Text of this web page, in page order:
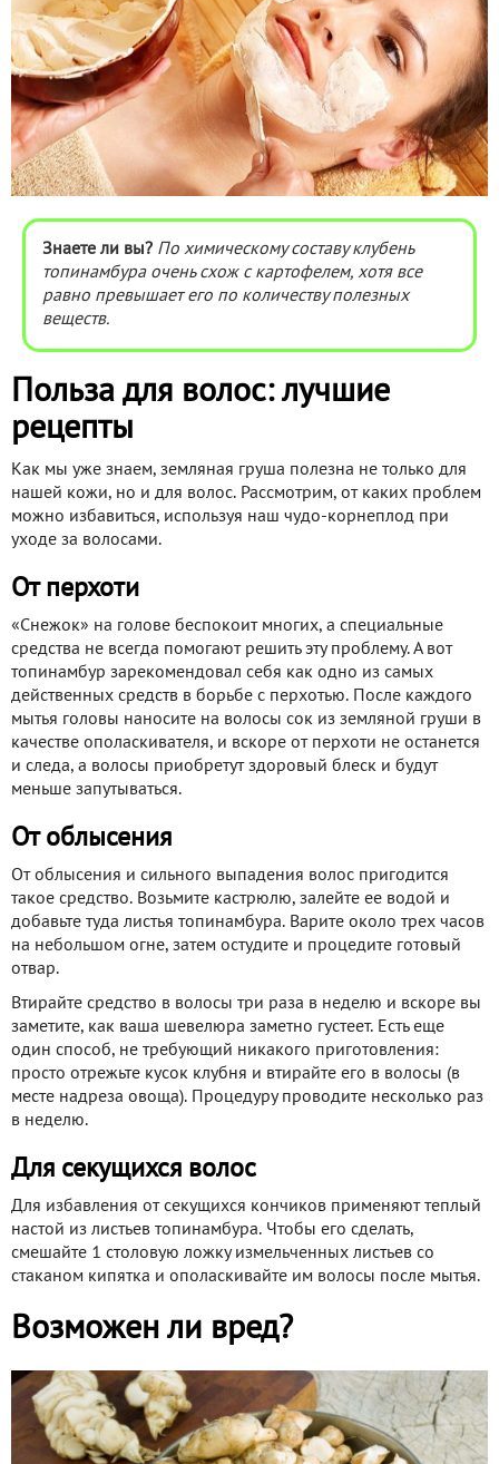
Знаете ли вы? По химическому составу клубень
топинамбура очень схож с картофелем, хотя все
равно превышает его по количеству полезных
веществ.
Польза для волос: лучшие
рецепты
Как мы уже знаем, земляная груша полезна не только для
нашей кожи, но и для волос. Рассмотрим, от каких проблем
можно избавиться, используя наш чудо-корнеплод при
уходе за волосами.
От перхоти
«Снежок» на голове беспокоит многих, а специальные
средства не всегда помогают решить эту проблему. А вот
топинамбур зарекомендовал себя как одно из самых
действенных средств в борьбе с перхотью. После каждого
мытья головы наносите на волосы сок из земляной груши в
качестве ополаскивателя, и вскоре от перхоти не останется
и следа, а волосы приобретут здоровый блеск и будут
меньше запутываться.
От облысения
От облысения и сильного выпадения волос пригодится
такое средство. Возьмите кастрюлю, залейте ее водой и
добавьте туда листья топинамбура. Варите около трех часов
на небольшом огне, затем остудите и процедите готовый
отвар.
Втирайте средство в волосы три раза в неделю и вскоре вы
заметите, как ваша шевелюра заметно густеет. Есть еще
один способ, не требующий никакого приготовления:
просто отрежьте кусок клубня и втирайте его в волосы (в
месте надреза овоща). Процедуру проводите несколько раз
в неделю.
Для секущихся волос
Для избавления от секущихся кончиков применяют теплый
настой из листьев топинамбура. Чтобы его сделать,
смешайте 1 столовую ложку измельченных листьев со
стаканом кипятка и ополаскивайте им волосы после мытья.
Возможен ли вред?